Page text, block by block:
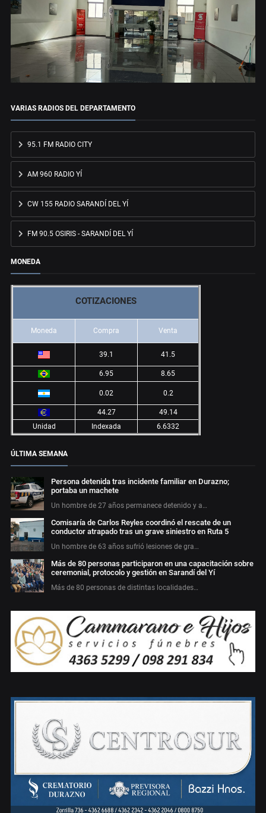
VARIAS RADIOS DEL DEPARTAMENTO
95.1 FM RADIO CITY
AM 960 RADIO YÍ
CW 155 RADIO SARANDÍ DEL YÍ
FM 90.5 OSIRIS - SARANDÍ DEL YÍ
MONEDA
COTIZACIONES
Moneda Compra Venta
39.1 41.5
6.95 8.65
0.02 0.2
44.27
49.14
Unidad
Indexada 6.6332
ÚLTIMA SEMANA
Persona detenida tras incidente familiar en Durazno;
portaba un machete
Un hombre de 27 años permanece detenido y a…
Comisaría de Carlos Reyles coordinó el rescate de un
conductor atrapado tras un grave siniestro en Ruta 5
Un hombre de 63 años sufrió lesiones de gra…
Más de 80 personas participaron en una capacitación sobre
ceremonial, protocolo y gestión en Sarandí del Yí
Más de 80 personas de distintas localidades…